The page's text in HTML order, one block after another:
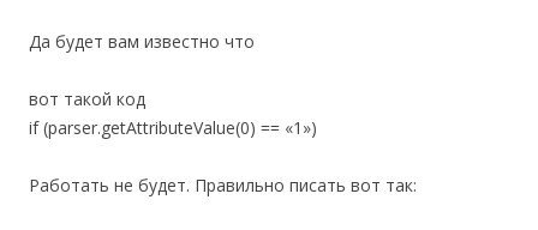
Да будет вам известно что
вот такой код
if (parser.getAttributeValue(0) == «1»)
Работать не будет. Правильно писать вот так: